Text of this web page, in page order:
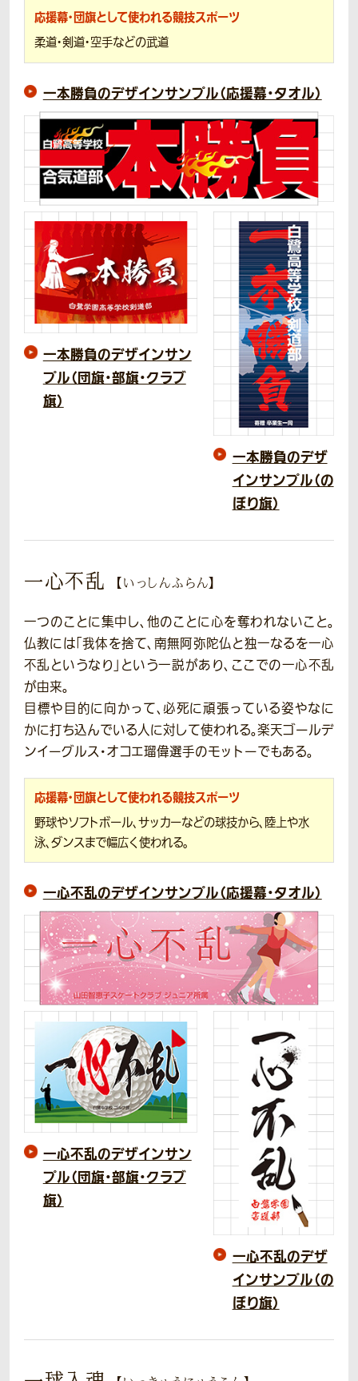
応援幕・団旗として使われる競技スポーツ
柔道・剣道・空手などの武道
一本勝負のデザインサンプル（応援幕・タオル）
一本勝負のデザインサン
プル（団旗・部旗・クラブ
旗）
一本勝負のデザ
インサンプル（の
ぼり旗）
一心不乱 【いっしんふらん】
一つのことに集中し、他のことに心を奪われないこと。
仏教には「我体を捨て、南無阿弥陀仏と独一なるを一心
不乱というなり」という一説があり、ここでの一心不乱
が由来。
目標や目的に向かって、必死に頑張っている姿やなに
かに打ち込んでいる人に対して使われる。楽天ゴールデ
ンイーグルス・オコエ瑠偉選手のモットーでもある。
応援幕・団旗として使われる競技スポーツ
野球やソフトボール、サッカーなどの球技から、陸上や水
泳、ダンスまで幅広く使われる。
一心不乱のデザインサンプル（応援幕・タオル）
一心不乱のデザインサン
プル（団旗・部旗・クラブ
旗）
一心不乱のデザ
インサンプル（の
ぼり旗）